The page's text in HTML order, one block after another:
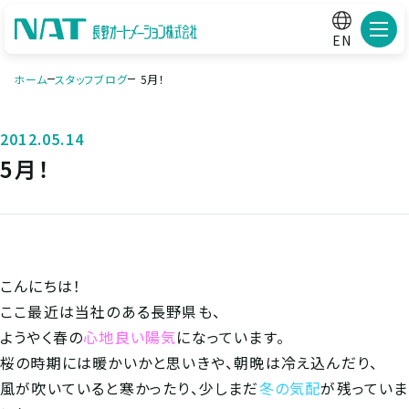
EN メニ
ホーム スタッフブログ 5月！
2012.05.14
5月！
こんにちは！
ここ最近は当社のある長野県も、
ようやく春の心地良い陽気になっています。
桜の時期には暖かいかと思いきや、朝晩は冷え込んだり、
風が吹いていると寒かったり、少しまだ冬の気配が残っていま